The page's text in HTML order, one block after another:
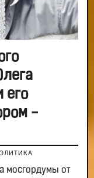
его
-
мосгордумы от